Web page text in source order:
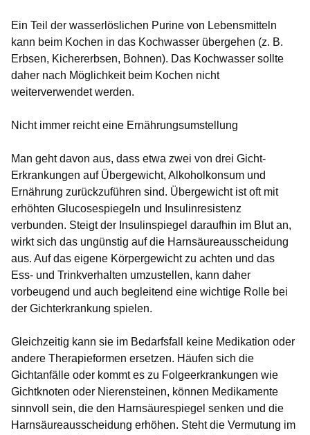
Ein Teil der wasserlöslichen Purine von Lebensmitteln
kann beim Kochen in das Kochwasser übergehen (z. B.
Erbsen, Kichererbsen, Bohnen). Das Kochwasser sollte
daher nach Möglichkeit beim Kochen nicht
weiterverwendet werden.
Nicht immer reicht eine Ernährungsumstellung
Man geht davon aus, dass etwa zwei von drei Gicht-
Erkrankungen auf Übergewicht, Alkoholkonsum und
Ernährung zurückzuführen sind. Übergewicht ist oft mit
erhöhten Glucosespiegeln und Insulinresistenz
verbunden. Steigt der Insulinspiegel daraufhin im Blut an,
wirkt sich das ungünstig auf die Harnsäureausscheidung
aus. Auf das eigene Körpergewicht zu achten und das
Ess- und Trinkverhalten umzustellen, kann daher
vorbeugend und auch begleitend eine wichtige Rolle bei
der Gichterkrankung spielen.
Gleichzeitig kann sie im Bedarfsfall keine Medikation oder
andere Therapieformen ersetzen. Häufen sich die
Gichtanfälle oder kommt es zu Folgeerkrankungen wie
Gichtknoten oder Nierensteinen, können Medikamente
sinnvoll sein, die den Harnsäurespiegel senken und die
Harnsäureausscheidung erhöhen. Steht die Vermutung im